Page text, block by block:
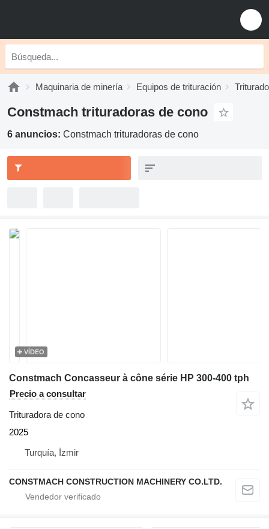
Maquinaria de minería Equipos de trituración
Constmach trituradoras de cono
6 anuncios: Constmach trituradoras de cono
VÍDEO
Constmach Concasseur à cône série HP 300-400 tph
Precio a consultar
Trituradora de cono
2025
Turquía, İzmir
CONSTMACH CONSTRUCTION MACHINERY CO.LTD.